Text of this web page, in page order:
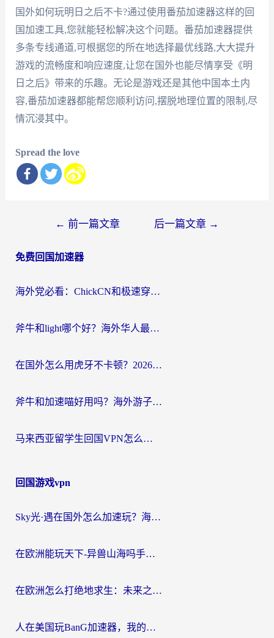
国外如何玩明日之后不卡?通过使用番茄加速器这样的回
国加速工具,您就能轻松解决这个问题。番茄加速器提供
多条专线通道,可根据您的所在地选择最优线路,大大提升
游戏的流畅度和响应速度,让您在国外也能尽情享受《明
日之后》带来的乐趣。无论是游戏还是其他中国本土内
容,番茄加速器都能帮您顺利访问,摆脱地理位置的限制,尽
情沉浸其中。
Spread the love
导
← 前一篇文章 后一篇文章 →
免费回国加速器
海外党必看：ChickCN和极速穿梭VPN好用吗？3招教你选对回国加速器无缝刷国内资源
斧牛和light哪个好？海外华人最关心的回国加速器选择难题，一篇讲透
在国外怎么用虎牙不卡顿？2026海外华人亲测有效的回国加速器选择指南
斧牛和加速喵好用吗？海外游子的真实选择困境
马来西亚留学生回国VPN怎么选？3个避坑点+1款实测好用的加速器推荐
回国游戏vpn
Sky光·遇在国外怎么加速玩？海外党亲测有效的国服游戏加速指南
在欧洲能玩天下-异兽山海吗手游？海外玩家的加速器生存指南
在欧洲怎么打绝地求生：未来之役不卡？留学生亲测的加速器避坑指南
人在美国玩BanG加速器，我的延迟终于绿了